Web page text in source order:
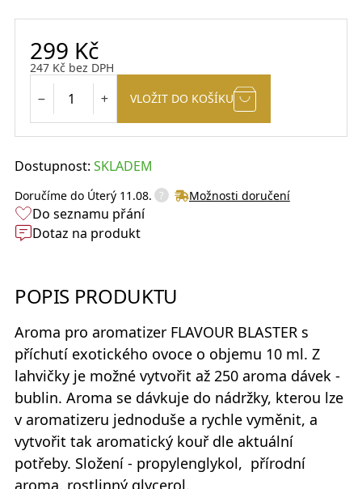
299 Kč
247 Kčbez DPH
VLOŽIT DO KOŠÍKU
Dostupnost: SKLADEM
Doručíme do Úterý 11.08. ? Možnosti doručení
Do seznamu přání
Dotaz na produkt
POPIS PRODUKTU
Aroma pro aromatizer FLAVOUR BLASTERs
příchutí exotického ovoce o objemu 10 ml. Z
lahvičky je možné vytvořit až 250 aroma dávek -
bublin. Aroma se dávkuje do nádržky, kterou lze
v aromatizeru jednoduše a rychle vyměnit, a
vytvořit tak aromatický kouř dle aktuální
potřeby. Složení - propylenglykol, přírodní
aroma. rostlinný glycerol.